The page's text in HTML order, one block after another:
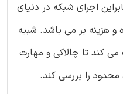
اجرای شبکه در دنیای
و هزینه بر می باشد. شبیه
کند تا چالاکی و مهارت
را بررسی کند.